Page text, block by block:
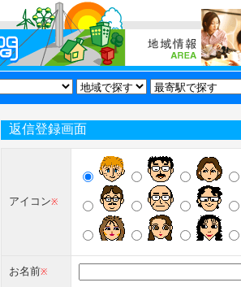
返信登録画面
アイコン※
お名前※